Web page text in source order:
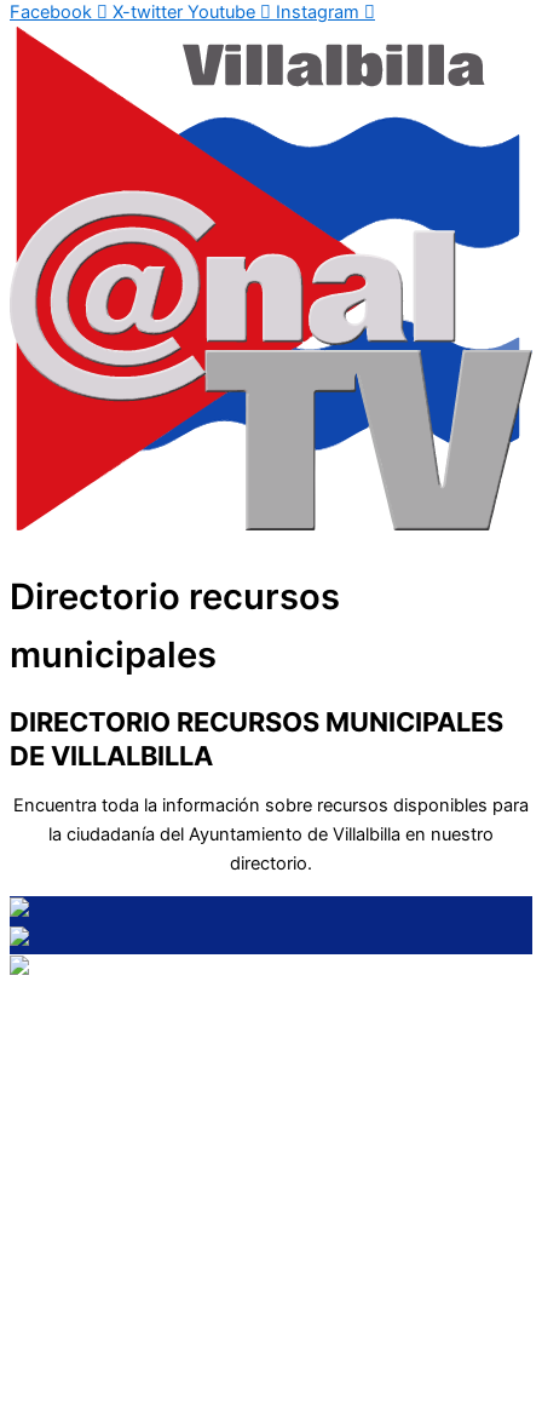
Facebook X-twitter Youtube Instagram
Directorio recursos
municipales
DIRECTORIO RECURSOS MUNICIPALES
DE VILLALBILLA
Encuentra toda la información sobre recursos disponibles para
la ciudadanía del Ayuntamiento de Villalbilla en nuestro
directorio.